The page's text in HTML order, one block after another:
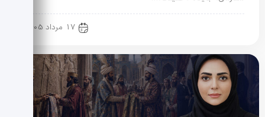
17 مرداد 1405